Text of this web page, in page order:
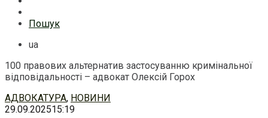
Пошук
ua
100 правових альтернатив застосуванню кримінальної
відповідальності – адвокат Олексій Горох
Перейти
до
АДВОКАТУРА, НОВИНИ
29.09.202515:19